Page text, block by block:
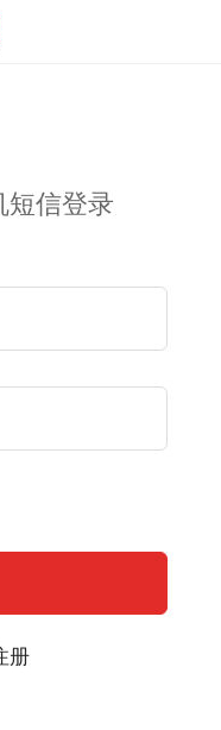
短信登录
册